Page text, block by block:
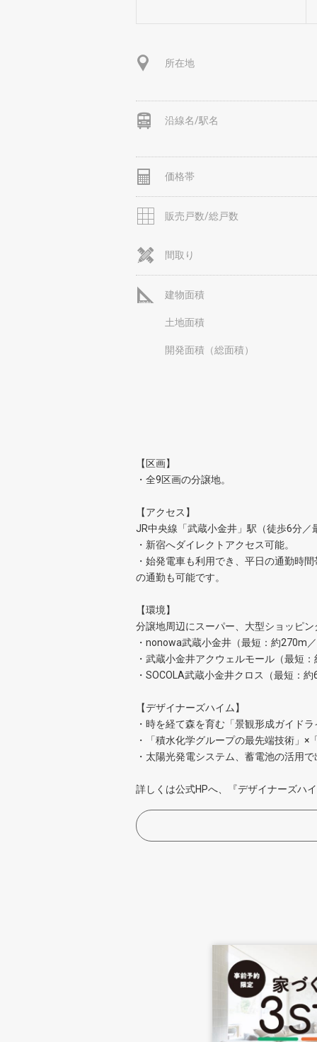
所在地
沿線名/駅名
価格帯
販売戸数/総戸数
間取り
建物面積
土地面積
開発面積（総面積）
【区画】
・全9区画の分譲地。
【アクセス】
JR中央線「武蔵小金井」駅（徒歩6分／
・新宿へダイレクトアクセス可能。
・始発電車も利用でき、平日の通勤時
の通勤も可能です。
【環境】
分譲地周辺にスーパー、大型ショッピ
・nonowa武蔵小金井（最短：約270m
・武蔵小金井アクウェルモール（最短
・SOCOLA武蔵小金井クロス（最短：
【デザイナーズハイム】
・時を経て森を育む「景観形成ガイド
・「積水化学グループの最先端技術」
・太陽光発電システム、蓄電池の活用
詳しくは公式HPへ、『デザイナーズハ